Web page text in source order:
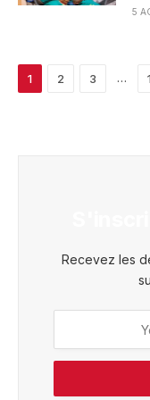
5
1 2 3 …
Recevez les